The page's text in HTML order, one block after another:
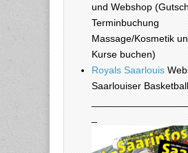
und Webshop
Terminbuchung
Massage/Kosmetik
Kurse buchen)
Royals Saarlouis
Saarlouiser